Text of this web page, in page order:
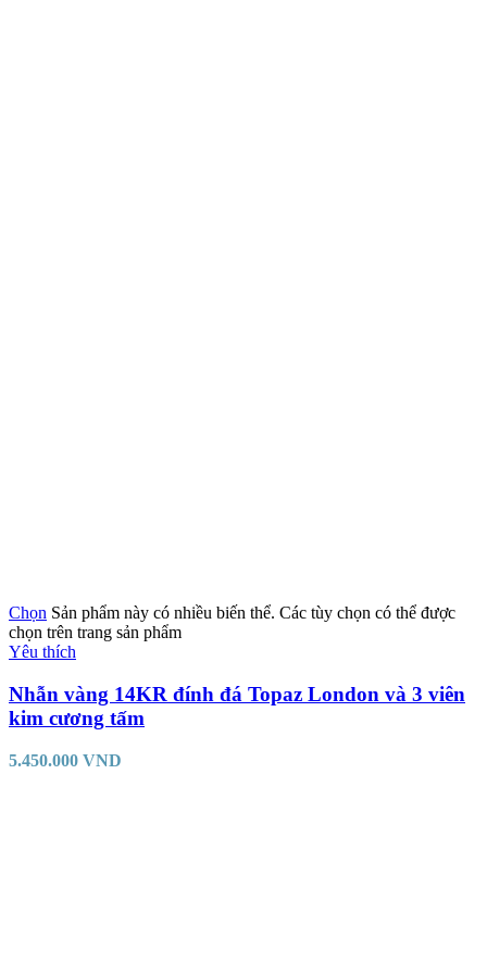
Chọn Sản phẩm này có nhiều biến thể. Các tùy chọn có thể được
chọn trên trang sản phẩm
Yêu thích
Nhẫn vàng 14KR đính đá Topaz London và 3 viên
kim cương tấm
5.450.000 VND